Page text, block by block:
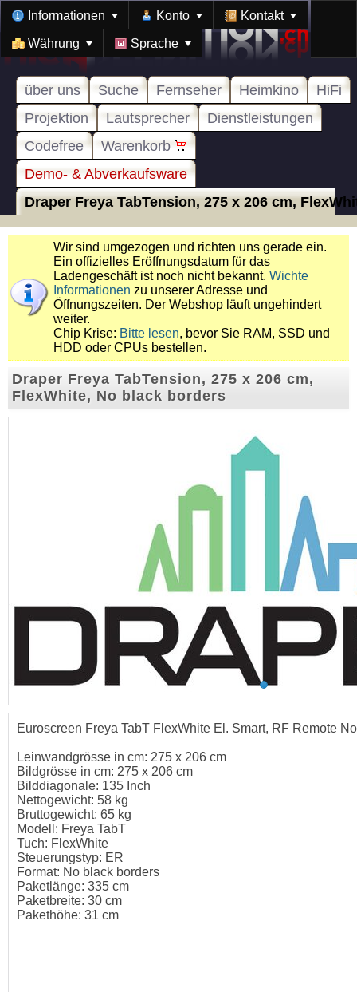
Informationen Konto Kontakt
Währung Sprache
über uns Suche Fernseher Heimkino
HiFi
Projektion
Lautsprecher
Dienstleistungen
Codefree
Warenkorb
Demo- & Abverkaufsware
Draper Freya TabTension, 275 x 206 cm,
Wir sind umgezogen und richten uns gerade ein.
Ein offizielles Eröffnungsdatum für das
Ladengeschäft ist noch nicht bekannt. Wichte
Informationen zu unserer Adresse und
Öffnungszeiten. Der Webshop läuft ungehindert
weiter.
Chip Krise: Bitte lesen, bevor Sie RAM, SSD und
HDD oder CPUs bestellen.
Draper Freya TabTension, 275 x 206 cm,
FlexWhite, No black borders
Euroscreen Freya TabT FlexWhite El. Smart, RF Remote
Leinwandgrösse in cm: 275 x 206 cm
Bildgrösse in cm: 275 x 206 cm
Bilddiagonale: 135 Inch
Nettogewicht: 58 kg
Bruttogewicht: 65 kg
Modell: Freya TabT
Tuch: FlexWhite
Steuerungstyp: ER
Format: No black borders
Paketlänge: 335 cm
Paketbreite: 30 cm
Pakethöhe: 31 cm